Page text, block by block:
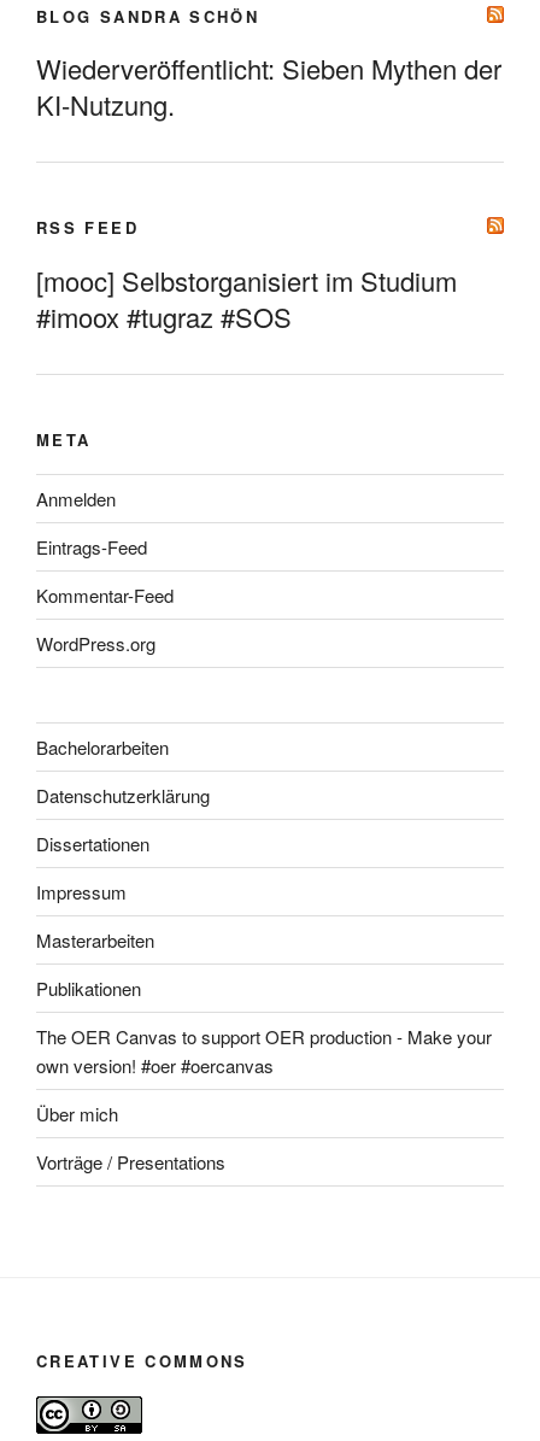
BLOG SANDRA SCHÖN
Wiederveröffentlicht: Sieben Mythen der
KI-Nutzung.
RSS FEED
[mooc] Selbstorganisiert im Studium
#imoox #tugraz #SOS
META
Anmelden
Eintrags-Feed
Kommentar-Feed
WordPress.org
Bachelorarbeiten
Datenschutzerklärung
Dissertationen
Impressum
Masterarbeiten
Publikationen
The OER Canvas to support OER production - Make your
own version! #oer #oercanvas
Über mich
Vorträge / Presentations
CREATIVE COMMONS